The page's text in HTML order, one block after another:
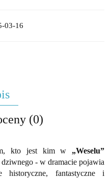
03-16
(0)
kto jest kim w „Weselu”
- w dramacie pojawia
historyczne, fantastyczne i